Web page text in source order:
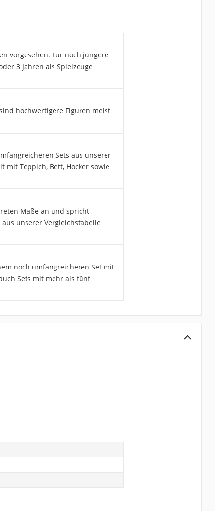
vorgesehen. Für noch jüngere
3 Jahren als Spielzeuge
hochwertigere Figuren meist
Sets aus unserer
mit Teppich, Bett, Hocker sowie
Maße an und spricht
unserer Vergleichstabelle
noch umfangreicheren Set mit
Sets mit mehr als fünf